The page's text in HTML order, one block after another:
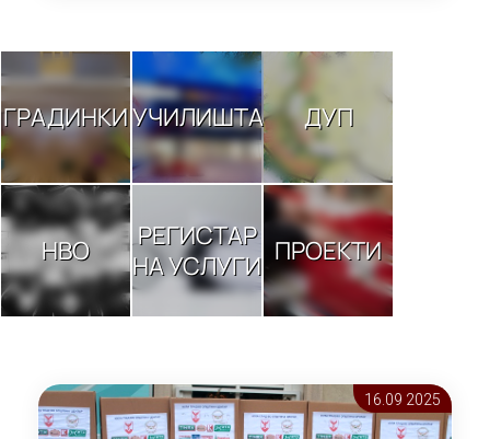
ГРАДИНКИУЧИЛИШТА ДУП
НВО
РЕГИСТАР
НА УСЛУГИ ПРОЕКТИ
16.09 2025